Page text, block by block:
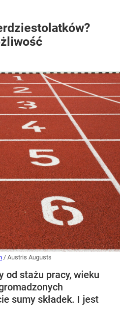
/ Austris Augusts
od stażu pracy, wieku
sumy składek. I jest